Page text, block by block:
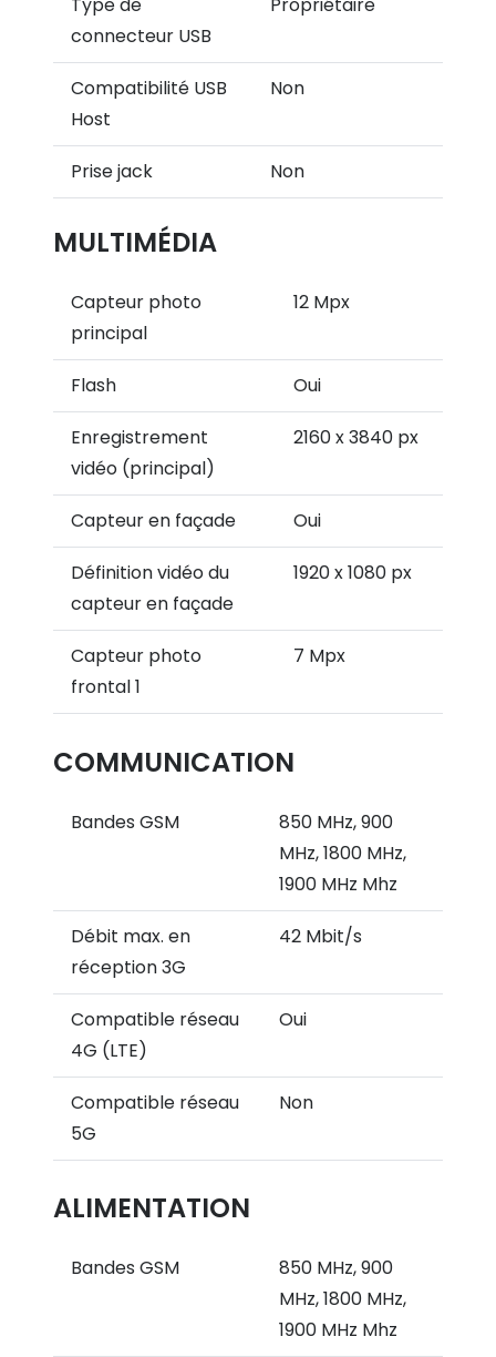
Type de
connecteur USB
Propriétaire
Compatibilité USB
Host
Non
Prise jack Non
MULTIMÉDIA
Capteur photo
principal
12 Mpx
Flash Oui
Enregistrement
vidéo (principal)
2160 x 3840 px
Capteur en façade Oui
Définition vidéo du
capteur en façade
1920 x 1080 px
Capteur photo
frontal 1
7 Mpx
COMMUNICATION
Bandes GSM
850 MHz, 900
MHz, 1800 MHz,
1900 MHz Mhz
Débit max. en
réception 3G
42 Mbit/s
Compatible réseau
4G (LTE)
Oui
Compatible réseau
5G
Non
ALIMENTATION
Bandes GSM
850 MHz, 900
MHz, 1800 MHz,
1900 MHz Mhz